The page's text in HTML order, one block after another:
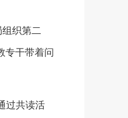
织第二
专干带着问
过共读活